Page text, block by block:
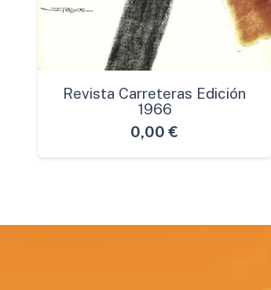
Revista Carreteras Edición
1966
0,00 €